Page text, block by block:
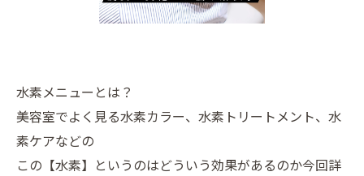
水素メニューとは？
美容室でよく見る水素カラー、水素トリートメント、水
素ケアなどの
この【水素】というのはどういう効果があるのか今回詳